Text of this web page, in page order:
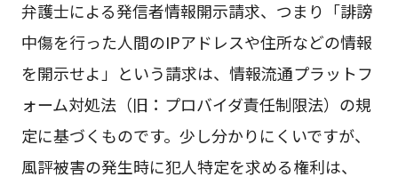
弁護士による発信者情報開示請求、つまり「誹謗
中傷を行った人間のIPアドレスや住所などの情報
を開示せよ」という請求は、情報流通プラットフ
ォーム対処法（旧：プロバイダ責任制限法）の規
定に基づくものです。少し分かりにくいですが、
風評被害の発生時に犯人特定を求める権利は、